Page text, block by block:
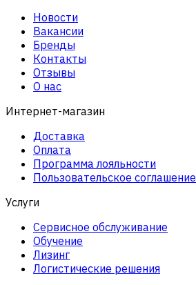
Новости
Вакансии
Бренды
Контакты
Отзывы
О нас
Интернет-магазин
Доставка
Оплата
Программа лояльности
Пользовательское соглашение
Услуги
Сервисное обслуживание
Обучение
Лизинг
Логистические решения